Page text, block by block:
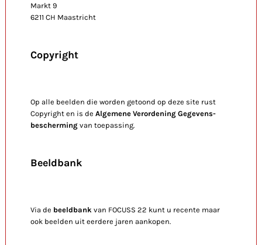
Markt 9
6211 CH Maastricht
Copyright
Op alle beelden die worden getoond op deze site rust
Copyright en is de Algemene Verordening Gegevens-
bescherming van toepassing.
Beeldbank
Via de beeldbank van FOCUSS 22 kunt u recente maar
ook beelden uit eerdere jaren aankopen.